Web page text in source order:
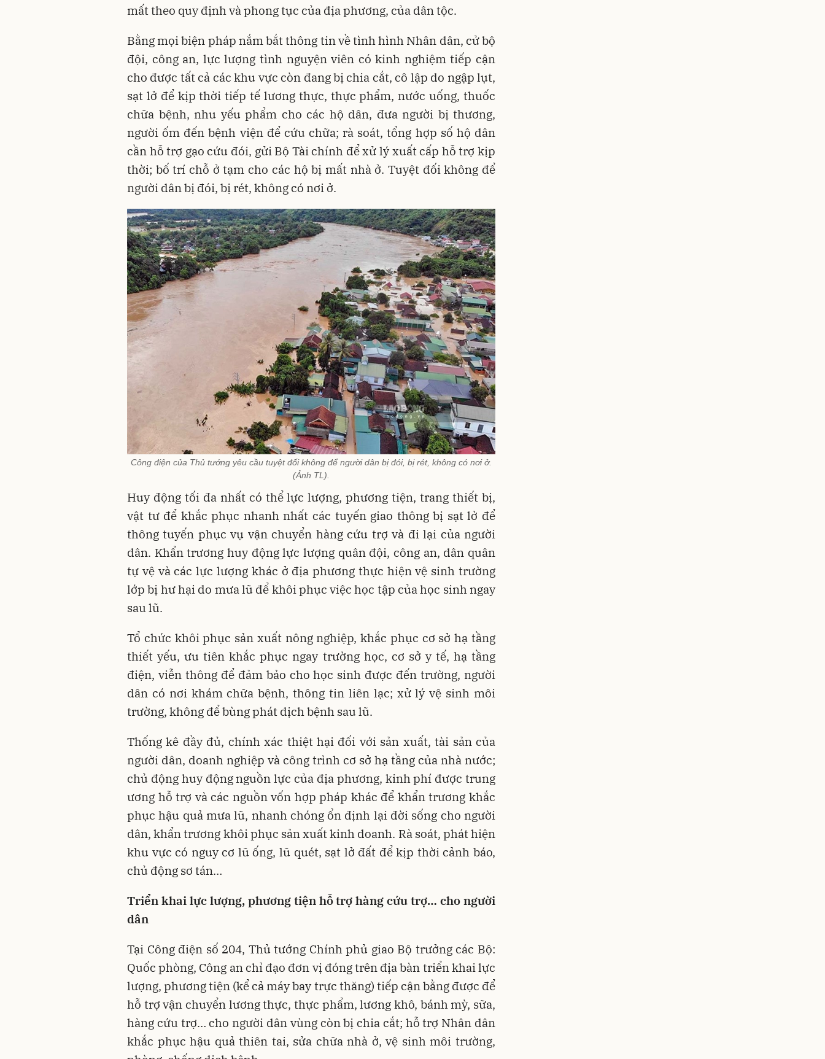
mất theo quy định và phong tục của địa phương, của dân tộc.
Bằng mọi biện pháp nắm bắt thông tin về tình hình Nhân dân, cử bộ
đội, công an, lực lượng tình nguyện viên có kinh nghiệm tiếp cận
cho được tất cả các khu vực còn đang bị chia cắt, cô lập do ngập lụt,
sạt lở để kịp thời tiếp tế lương thực, thực phẩm, nước uống, thuốc
chữa bệnh, nhu yếu phẩm cho các hộ dân, đưa người bị thương,
người ốm đến bệnh viện để cứu chữa; rà soát, tổng hợp số hộ dân
cần hỗ trợ gạo cứu đói, gửi Bộ Tài chính để xử lý xuất cấp hỗ trợ kịp
thời; bố trí chỗ ở tạm cho các hộ bị mất nhà ở. Tuyệt đối không để
người dân bị đói, bị rét, không có nơi ở.
Công điện của Thủ tướng yêu cầu tuyệt đối không để người dân bị đói, bị rét, không có nơi ở.
(Ảnh TL).
Huy động tối đa nhất có thể lực lượng, phương tiện, trang thiết bị,
vật tư để khắc phục nhanh nhất các tuyến giao thông bị sạt lở để
thông tuyến phục vụ vận chuyển hàng cứu trợ và đi lại của người
dân. Khẩn trương huy động lực lượng quân đội, công an, dân quân
tự vệ và các lực lượng khác ở địa phương thực hiện vệ sinh trường
lớp bị hư hại do mưa lũ để khôi phục việc học tập của học sinh ngay
sau lũ.
Tổ chức khôi phục sản xuất nông nghiệp, khắc phục cơ sở hạ tầng
thiết yếu, ưu tiên khắc phục ngay trường học, cơ sở y tế, hạ tầng
điện, viễn thông để đảm bảo cho học sinh được đến trường, người
dân có nơi khám chữa bệnh, thông tin liên lạc; xử lý vệ sinh môi
trường, không để bùng phát dịch bệnh sau lũ.
Thống kê đầy đủ, chính xác thiệt hại đối với sản xuất, tài sản của
người dân, doanh nghiệp và công trình cơ sở hạ tầng của nhà nước;
chủ động huy động nguồn lực của địa phương, kinh phí được trung
ương hỗ trợ và các nguồn vốn hợp pháp khác để khẩn trương khắc
phục hậu quả mưa lũ, nhanh chóng ổn định lại đời sống cho người
dân, khẩn trương khôi phục sản xuất kinh doanh. Rà soát, phát hiện
khu vực có nguy cơ lũ ống, lũ quét, sạt lở đất để kịp thời cảnh báo,
chủ động sơ tán…
Triển khai lực lượng, phương tiện hỗ trợ hàng cứu trợ… cho người
dân
Tại Công điện số 204, Thủ tướng Chính phủ giao Bộ trưởng các Bộ:
Quốc phòng, Công an chỉ đạo đơn vị đóng trên địa bàn triển khai lực
lượng, phương tiện (kể cả máy bay trực thăng) tiếp cận bằng được để
hỗ trợ vận chuyển lương thực, thực phẩm, lương khô, bánh mỳ, sữa,
hàng cứu trợ… cho người dân vùng còn bị chia cắt; hỗ trợ Nhân dân
khắc phục hậu quả thiên tai, sửa chữa nhà ở, vệ sinh môi trường,